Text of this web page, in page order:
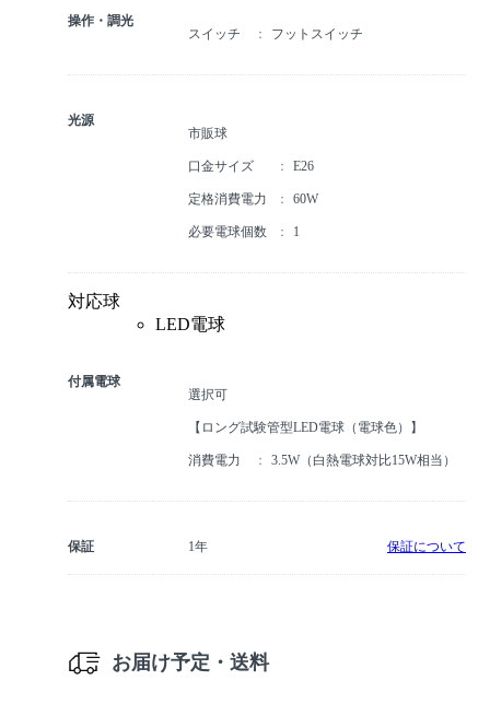
操作・調光
スイッチ
フットスイッチ
光源
市販球
口金サイズ E26
定格消費電力 60W
必要電球個数 1
対応球
LED電球
付属電球
選択可
【ロング試験管型LED電球（電球色）】
消費電力 3.5W（白熱電球対比15W相当）
保証 1年 保証について
お届け予定・送料